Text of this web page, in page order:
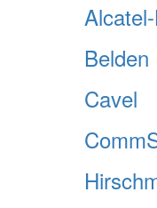
Belden
Cavel